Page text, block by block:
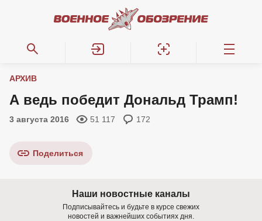
АРХИВ
А ведь победит Дональд Трамп!
3 августа 2016 51 117 172
Поделиться
Наши новостные каналы
Подписывайтесь и будьте в курсе свежих
новостей и важнейших событиях дня.